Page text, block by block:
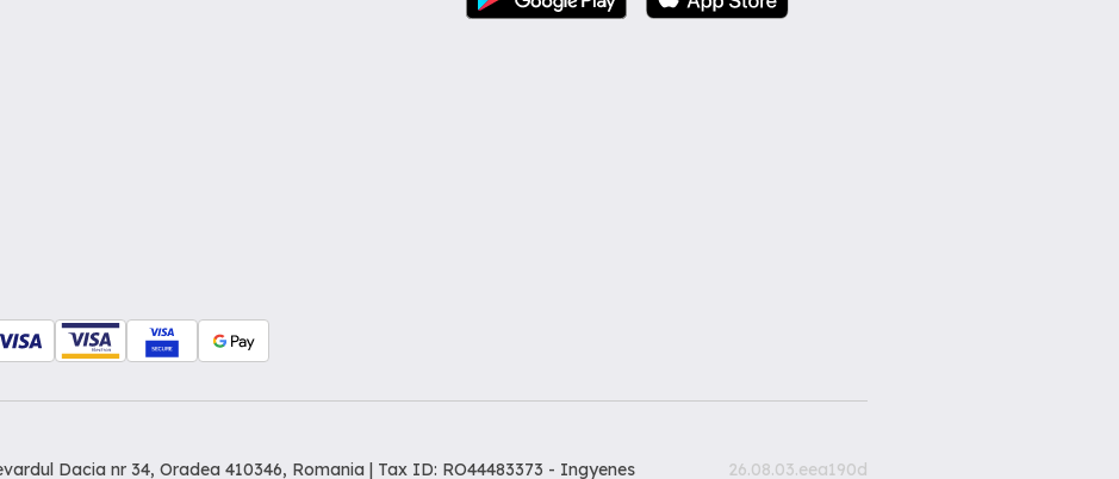
Dacia nr 34, Oradea 410346, Romania | Tax ID: RO44483373 - Ingyenes 26.08.03.eea190d